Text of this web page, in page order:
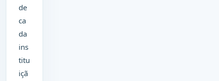
de
ca
da
ins
titu
içã